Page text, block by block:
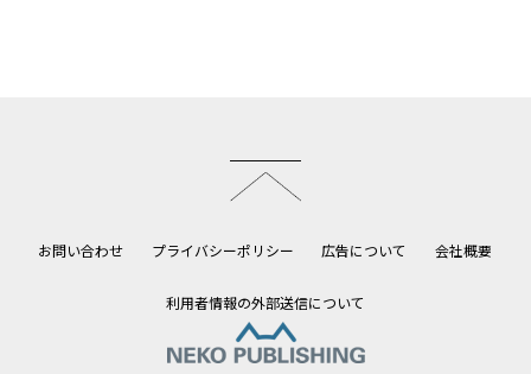
お問い合わせ プライバシーポリシー 広告について 会社概要
利用者情報の外部送信について